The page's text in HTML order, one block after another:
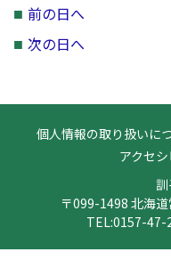
前の日へ
次の日へ
個人情報の取り扱いに
アクセ
〒099-1498 北海
TEL:0157-47-